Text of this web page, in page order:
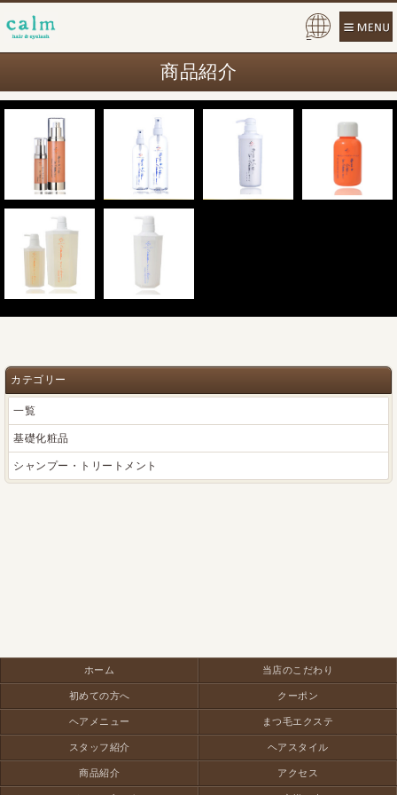
Pow
商品紹介
カテゴリー
一覧
基礎化粧品
シャンプー・トリートメント
ホーム 当店のこだわり
初めての方へ クーポン
ヘアメニュー まつ毛エクステ
スタッフ紹介 ヘアスタイル
商品紹介 アクセス